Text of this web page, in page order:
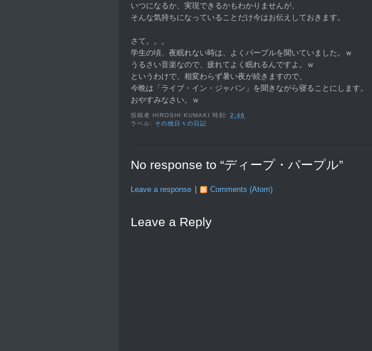
いつになるか、実現できるかもわかりませんが、
そんな気持ちになっていることだけ今はお伝えしておきます。
さて。。。
学生の頃、夜眠れない時は、よくパープルを聞いていました。ｗ
うるさい音楽なので、疲れてよく眠れるんですよ。ｗ
というわけで、相変わらず暑い夜が続きますので、
今晩は「ライブ・イン・ジャパン」を聞きながら寝ることにします。
おやすみなさい。ｗ
投稿者 HIROSHI KUMAKI 時刻:2:46
ラベル: その他日々の日記
No response to “ディープ・パープル”
Leave a response Comments (Atom)
Leave a Reply